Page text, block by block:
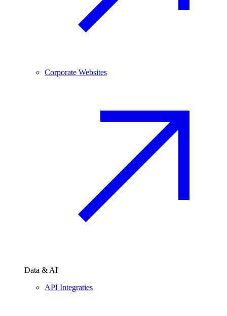
Corporate Websites
Data & AI
API Integraties